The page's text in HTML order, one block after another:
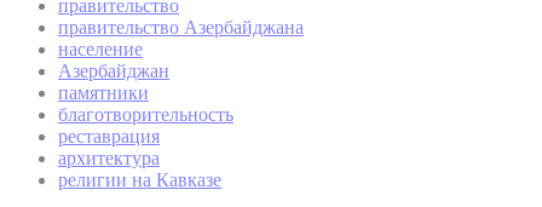
правительство
правительство Азербайджана
население
Азербайджан
памятники
благотворительность
реставрация
архитектура
религии на Кавказе